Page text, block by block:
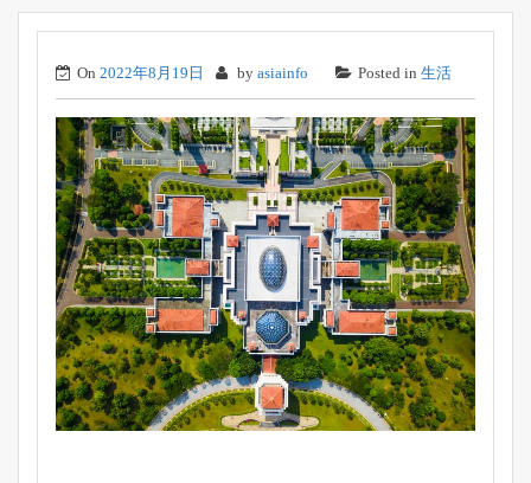
On 2022年8月19日 by asiainfo Posted in 生活